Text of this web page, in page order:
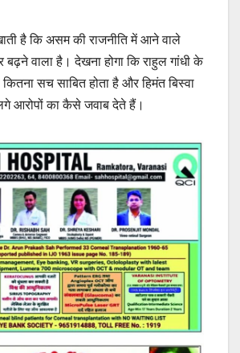
है कि असम की राजनीति में आने वाले
वाला है। देखना होगा कि राहुल गांधी के
कितना सच साबित होता है और हिमंत बिस्वा
आरोपों का कैसे जवाब देते हैं।